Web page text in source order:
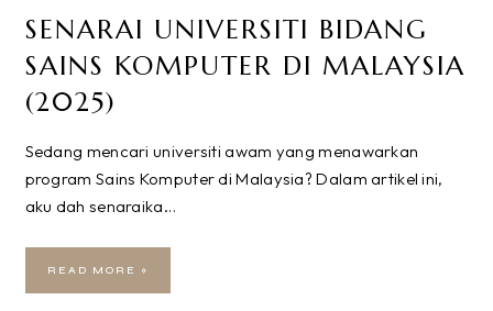
SENARAI UNIVERSITI BIDANG
SAINS KOMPUTER DI MALAYSIA
(2025)
Sedang mencari universiti awam yang menawarkan
program Sains Komputer di Malaysia? Dalam artikel ini,
aku dah senaraika…
READ MORE »